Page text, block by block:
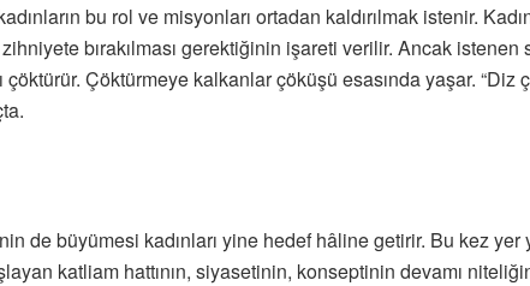
bu rol ve misyonları ortadan kaldırılmak istenir.
bırakılması gerektiğinin işareti verilir. Ancak istenen
çöktürür. Çöktürmeye kalkanlar çöküşü esasında yaşar.
de büyümesi kadınları yine hedef hâline getirir. Bu kez yer
katliam hattının, siyasetinin, konseptinin devamı